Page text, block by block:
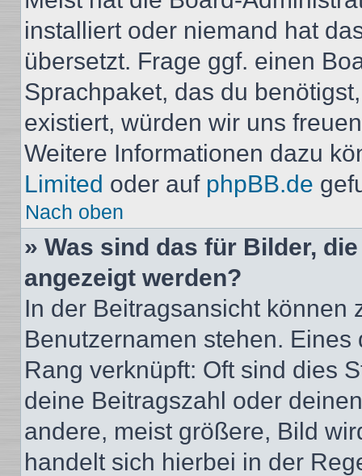
installiert oder niemand hat
übersetzt. Frage ggf. einen
Sprachpaket, das du
existiert, würden wir uns
Weitere Informationen dazu
Limited oder auf phpBB.de
Nach oben
» Was sind das für Bilder,
angezeigt werden?
In der Beitragsansicht können
Benutzernamen stehen.
Rang verknüpft: Oft sind dies
deine Beitragszahl oder
andere, meist größere, Bild
handelt sich hierbei in der